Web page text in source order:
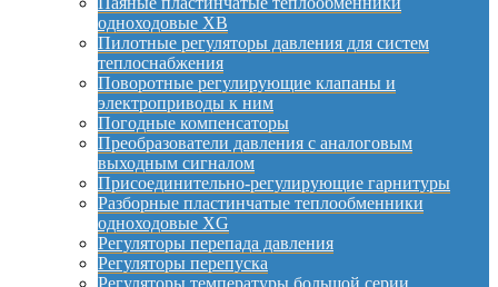
одноходовые XB
Пилотные регуляторы давления для систем
теплоснабжения
Поворотные регулирующие клапаны и
электроприводы к ним
Погодные компенсаторы
Преобразователи давления с аналоговым
выходным сигналом
Присоединительно-регулирующие гарнитуры
Разборные пластинчатые теплообменники
одноходовые XG
Регуляторы перепада давления
Регуляторы перепуска
Регуляторы температуры большой серии